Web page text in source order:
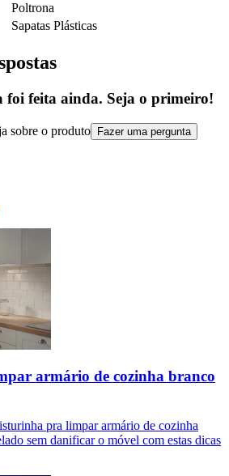
Poltrona
Sapatas Plásticas
foi feita ainda. Seja o primeiro!
sobre o produto Fazer uma pergunta
armário de cozinha branco
pra limpar armário de cozinha
sem danificar o móvel com estas dicas